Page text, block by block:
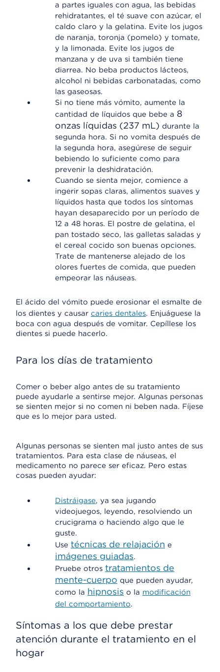
a partes iguales con agua, las bebidas
rehidratantes, el té suave con azúcar, el
caldo claro y la gelatina. Evite los jugos
de naranja, toronja (pomelo) y tomate,
y la limonada. Evite los jugos de
manzana y de uva si también tiene
diarrea. No beba productos lácteos,
alcohol ni bebidas carbonatadas, como
las gaseosas.
Si no tiene más vómito, aumente la
cantidad de líquidos que bebe a 8
onzas líquidas (237 mL) durante la
segunda hora. Si no vomita después de
la segunda hora, asegúrese de seguir
bebiendo lo suficiente como para
prevenir la deshidratación.
Cuando se sienta mejor, comience a
ingerir sopas claras, alimentos suaves y
líquidos hasta que todos los síntomas
hayan desaparecido por un período de
12 a 48 horas. El postre de gelatina, el
pan tostado seco, las galletas saladas y
el cereal cocido son buenas opciones.
Trate de mantenerse alejado de los
olores fuertes de comida, que pueden
empeorar las náuseas.
El ácido del vómito puede erosionar el esmalte de
los dientes y causar caries dentales. Enjuáguese la
boca con agua después de vomitar. Cepíllese los
dientes si puede hacerlo.
Para los días de tratamiento
Comer o beber algo antes de su tratamiento
puede ayudarle a sentirse mejor. Algunas personas
se sienten mejor si no comen ni beben nada. Fíjese
que es lo mejor para usted.
Algunas personas se sienten mal justo antes de sus
tratamientos. Para esta clase de náuseas, el
medicamento no parece ser eficaz. Pero estas
cosas pueden ayudar:
Distráigase, ya sea jugando
videojuegos, leyendo, resolviendo un
crucigrama o haciendo algo que le
guste.
Use técnicas de relajación e
imágenes guiadas.
Pruebe otros tratamientos de
mente-cuerpo que pueden ayudar,
como la hipnosis o la modificación
del comportamiento.
Síntomas a los que debe prestar
atención durante el tratamiento en el
hogar